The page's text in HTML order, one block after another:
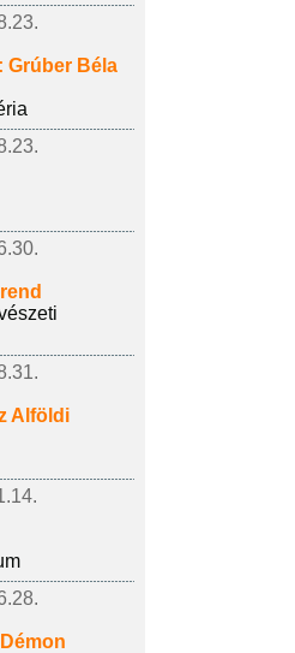
Grúber Béla
Alföldi